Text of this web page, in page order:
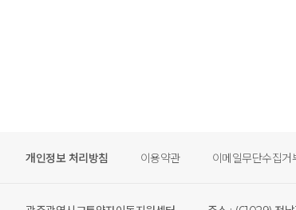
개인정보 처리방침 이용약관 이메일무단수집거